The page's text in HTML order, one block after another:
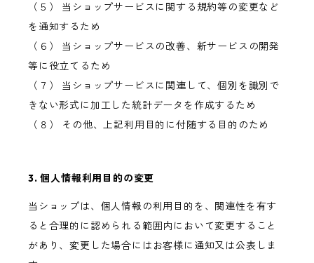
（５） 当ショップサービスに関する規約等の変更など
を通知するため
（６） 当ショップサービスの改善、新サービスの開発
等に役立てるため
（７） 当ショップサービスに関連して、個別を識別で
きない形式に加工した統計データを作成するため
（８） その他、上記利用目的に付随する目的のため
3. 個人情報利用目的の変更
当ショップは、個人情報の利用目的を、関連性を有す
ると合理的に認められる範囲内において変更すること
があり、変更した場合にはお客様に通知又は公表しま